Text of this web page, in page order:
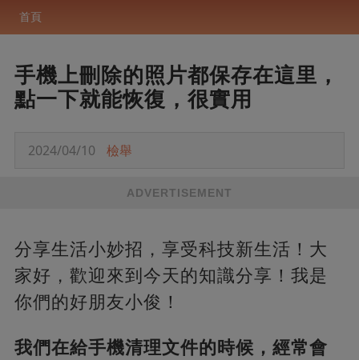
首頁
手機上刪除的照片都保存在這里，
點一下就能恢復，很實用
2024/04/10 檢舉
ADVERTISEMENT
分享生活小妙招，享受科技新生活！大
家好，歡迎來到今天的知識分享！我是
你們的好朋友小俊！
我們在給手機清理文件的時候，經常會